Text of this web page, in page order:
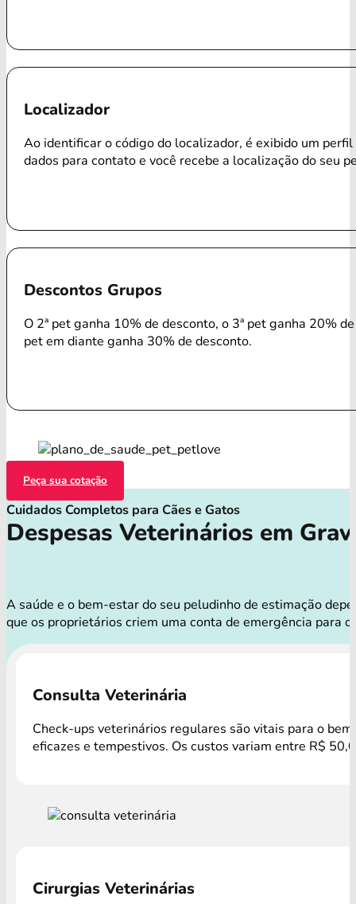
Localizador
Ao identificar o código do localizador, é exibido um perfil
dados para contato e você recebe a localização do seu
Descontos Grupos
O 2ª pet ganha 10% de desconto, o 3ª pet ganha 20%
pet em diante ganha 30% de desconto.
Peça sua cotação
Cuidados Completos para Cães e Gatos
Despesas Veterinários em
A saúde e o bem-estar do seu peludinho de estimação
que os proprietários criem uma conta de emergência para
Consulta Veterinária
Check-ups veterinários regulares são vitais para o
eficazes e tempestivos. Os custos variam entre R$
Cirurgias Veterinárias